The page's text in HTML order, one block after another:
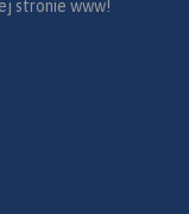
stronie www!